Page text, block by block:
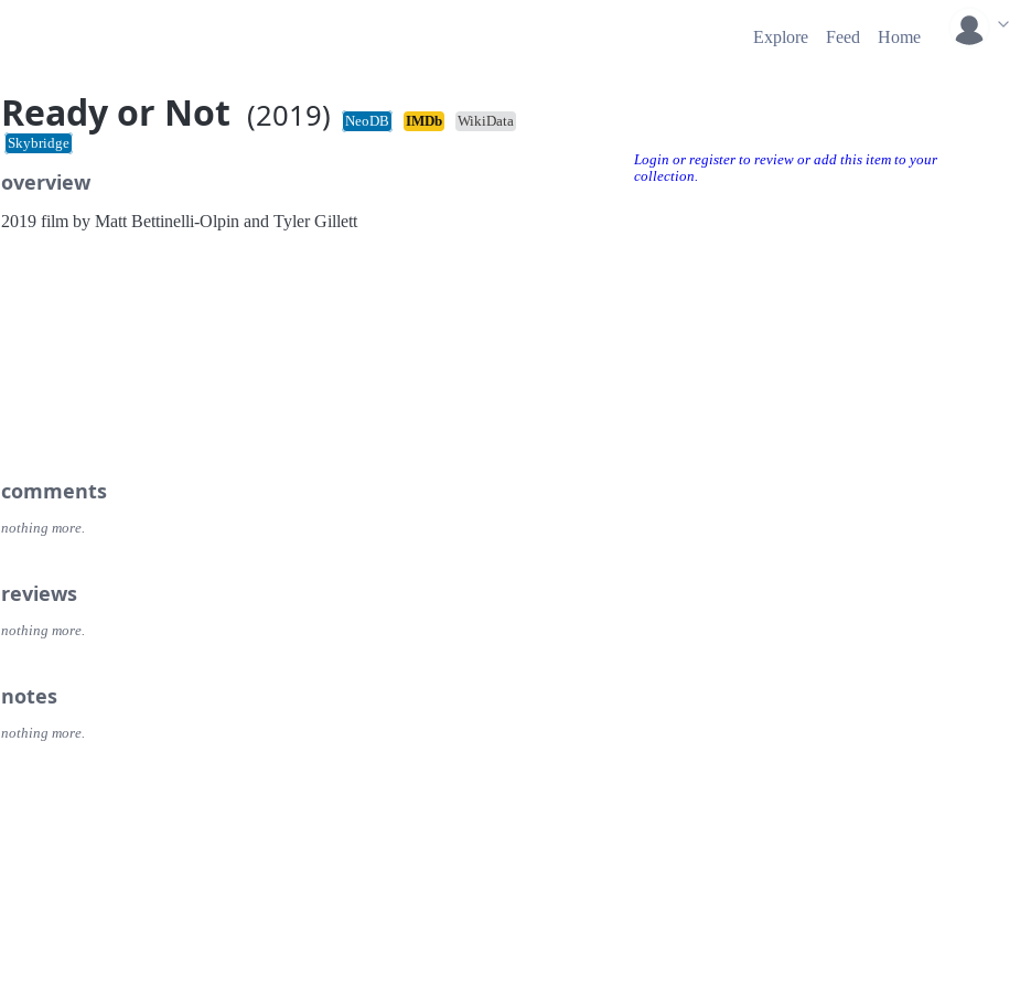
Explore Feed Home
Ready or Not (2019) NeoDB IMDb
WikiData
Skybridge
Login or register to review or add this item to your
collection.
overview
2019 film by Matt Bettinelli-Olpin and Tyler Gillett
comments
nothing more.
reviews
nothing more.
notes
nothing more.